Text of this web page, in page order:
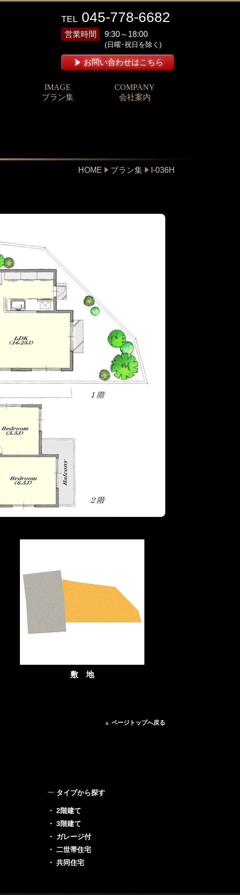
TEL 045-778-6682
営業時間 9:30～18:00
(日曜･祝日を除く)
お問い合わせはこちら
IMAGE
プラン集
COMPANY
会社案内
HOME プラン集 I-036H
敷 地
▲ ページトップへ戻る
ー タイプから探す
・ 2階建て
・ 3階建て
・ ガレージ付
・ 二世帯住宅
・ 共同住宅